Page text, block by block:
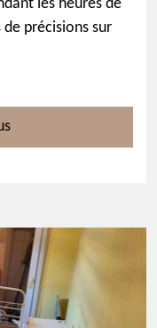
les heures de
précisions sur